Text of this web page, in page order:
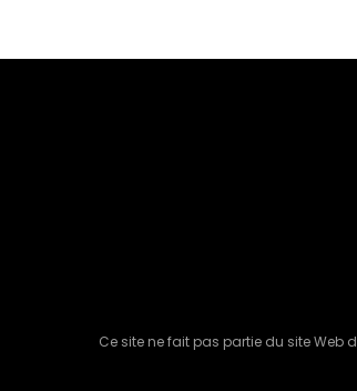
Ce site ne fait pas partie du site Web